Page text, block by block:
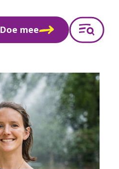
Doe mee